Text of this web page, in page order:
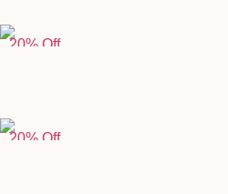
20% Off
20% Off